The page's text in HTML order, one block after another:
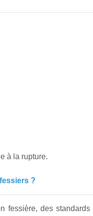
à la rupture.
?
fessière, des